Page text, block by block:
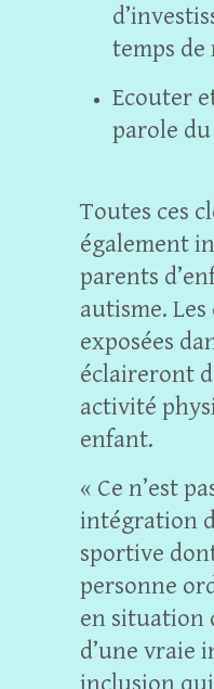
temps de
Ecouter
parole
Toutes ces
également
parents
autisme.
exposées
éclaireront
activité
enfant.
« Ce n’est
intégration
sportive
personne
en situation
d’une vraie